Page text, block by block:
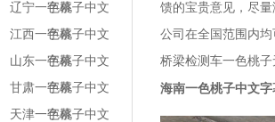
字幕
辽宁一色桃子中文
字幕
江西一色桃子中文
字幕
山东一色桃子中文
字幕
甘肃一色桃子中文
字幕
天津一色桃子中文
馈的宝贵意见，尽
公司在全国范围内均
桥梁检测车一色桃子无
海南一色桃子中文字